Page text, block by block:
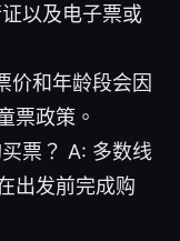
以及电子票或
价和年龄段会因
票政策。
票？ A: 多数线
出发前完成购